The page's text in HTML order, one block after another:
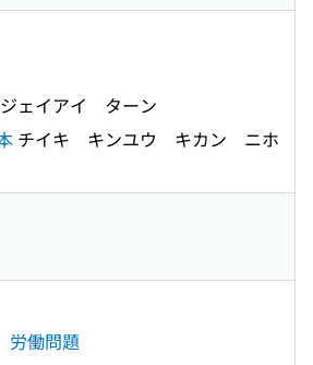
ェイアイ ターン
チイキ キンユウ キカン ニホ
労働問題